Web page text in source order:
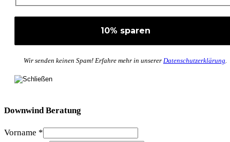
Wir senden keinen Spam! Erfahre mehr in unserer Datenschutzerklärung
Downwind Beratung
Vorname *